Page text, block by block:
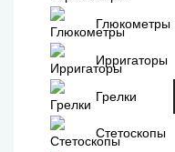
Глюкометры
Ирригаторы
Грелки
Стетоскопы